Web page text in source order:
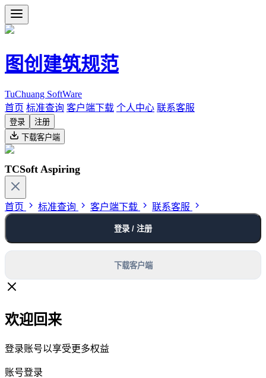
图创建筑规范
TuChuang SoftWare
首页 标准查询 客户端下载 个人中心 联系客服
登录
注册
下载客户端
TCSoft Aspiring
首页 标准查询 客户端下载 联系客服
登录 / 注册
下载客户端
欢迎回来
登录账号以享受更多权益
账号登录